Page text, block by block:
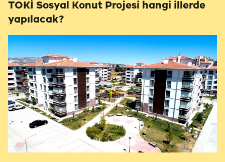
TOKİ Sosyal Konut Projesi hangi illerde
yapılacak?